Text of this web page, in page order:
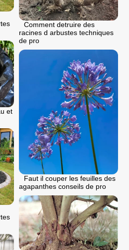
Comment detruire des
racines d arbustes techniques
de pro
et
Faut il couper les feuilles des
agapanthes conseils de pro